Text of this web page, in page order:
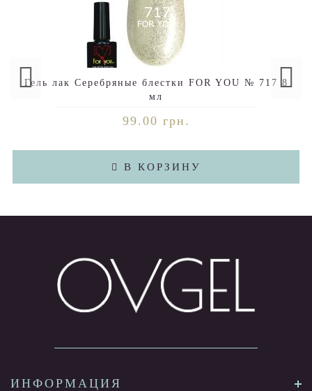
Гель лак Серебряные блестки FOR YOU № 717 8
мл
99.00 грн.
В КОРЗИНУ
ИНФОРМАЦИЯ